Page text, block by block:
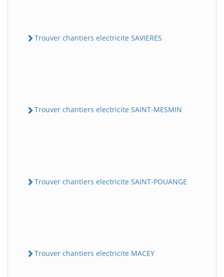
Trouver chantiers electricite SAVIERES
Trouver chantiers electricite SAINT-MESMIN
Trouver chantiers electricite SAINT-POUANGE
Trouver chantiers electricite MACEY